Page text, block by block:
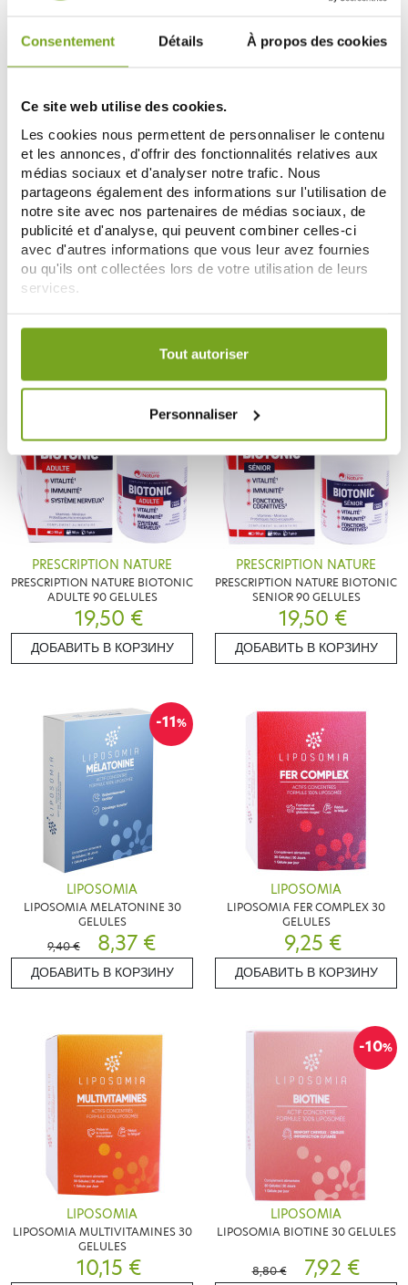
Consentement Détails À propos des cookies
Ce site web utilise des cookies.
Les cookies nous permettent de personnaliser le contenu
et les annonces, d'offrir des fonctionnalités relatives aux
médias sociaux et d'analyser notre trafic. Nous
partageons également des informations sur l'utilisation de
notre site avec nos partenaires de médias sociaux, de
publicité et d'analyse, qui peuvent combiner celles-ci
avec d'autres informations que vous leur avez fournies
ou qu'ils ont collectées lors de votre utilisation de leurs
services.
Votre choix de consentement est conservé pendant une
Tout autoriser
Personnaliser
PRESCRIPTION NATURE
PRESCRIPTION NATURE
GASTROBIOTIC CONFORT
DIGESTIF 15 GELULES
ДОБАВИТЬ В КОРЗИНУ
PRESCRIPTION NATURE
PRESCRIPTION NATURE STALYSE
30 GELULES
ДОБАВИТЬ В КОРЗИНУ
PRESCRIPTION NATURE
PRESCRIPTION NATURE BIOTONIC
ADULTE 90 GELULES
19,50 €
ДОБАВИТЬ В КОРЗИНУ
PRESCRIPTION NATURE
PRESCRIPTION NATURE BIOTONIC
SENIOR 90 GELULES
19,50 €
ДОБАВИТЬ В КОРЗИНУ
-11%
LIPOSOMIA
LIPOSOMIA MELATONINE 30
GELULES
9,40 €
8,37 €
ДОБАВИТЬ В КОРЗИНУ
LIPOSOMIA
LIPOSOMIA FER COMPLEX 30
GELULES
9,25 €
ДОБАВИТЬ В КОРЗИНУ
LIPOSOMIA
LIPOSOMIA MULTIVITAMINES 30
GELULES
10,15 €
-10%
LIPOSOMIA
LIPOSOMIA BIOTINE 30 GELULES
8,80 € 7,92 €